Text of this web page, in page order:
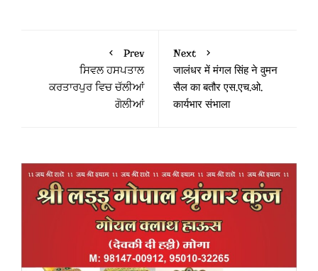
Prev
ਸਿਵਲ ਹਸਪਤਾਲ
ਕਰਤਾਰਪੁਰ ਵਿਚ ਚੱਲੀਆਂ
ਗੋਲੀਆਂ
Next
जालंधर में मंगल सिंह ने वुमन
सैल का बतौर एस.एच.ओ.
कार्यभार संभाला